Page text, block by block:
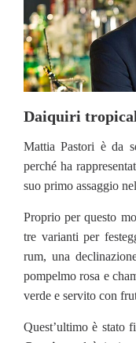
Daiquiri
Mattia Pastori è da
perché ha
suo primo assaggio
Proprio per questo
tre varianti per
rum, una
pompelmo rosa e
verde e servito con
Quest’ultimo è stato